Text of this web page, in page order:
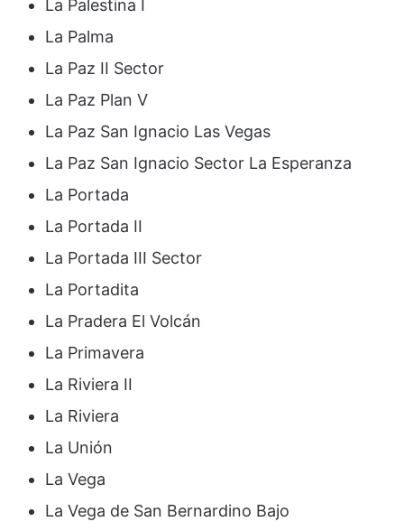
La Palestina I
La Palma
La Paz II Sector
La Paz Plan V
La Paz San Ignacio Las Vegas
La Paz San Ignacio Sector La Esperanza
La Portada
La Portada II
La Portada III Sector
La Portadita
La Pradera El Volcán
La Primavera
La Riviera II
La Riviera
La Unión
La Vega
La Vega de San Bernardino Bajo